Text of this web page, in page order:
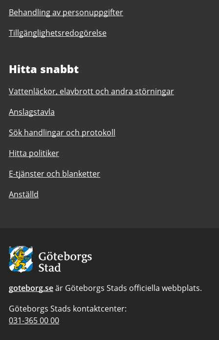
Behandling av personuppgifter
Tillgänglighetsredogörelse
Hitta snabbt
Vattenläckor, elavbrott och andra störningar
Anslagstavla
Sök handlingar och protokoll
Hitta politiker
E-tjänster och blanketter
Anställd
Avsändare:
Göteborgs
Stad
goteborg.seär Göteborgs Stads officiella webbplats.
Göteborgs Stads kontaktcenter:
Telefonnummer
031-365 00 00